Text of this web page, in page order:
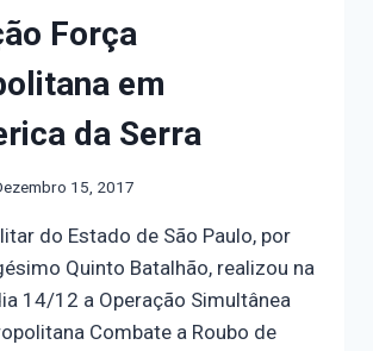
Força
em
da Serra
15, 2017
do Estado de São Paulo, por
Quinto Batalhão, realizou na
14/12 a Operação Simultânea
Combate a Roubo de